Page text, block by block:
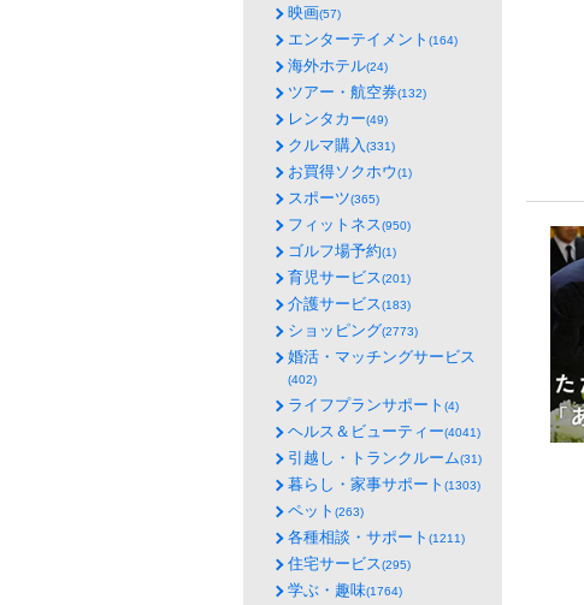
映画(57)
エンターテイメント (164)
海外ホテル(24)
ツアー・航空券(132)
レンタカー(49)
クルマ購入 (331)
お買得ソクホウ(1)
スポーツ(365)
フィットネス(950)
ゴルフ場予約(1)
育児サービス(201)
介護サービス(183)
ショッピング(2773)
婚活・マッチングサービス
(402)
ライフプランサポート (4)
ヘルス＆ビューティー(4041)
引越し・トランクルーム(31)
暮らし・家事サポート (1303)
ペット (263)
各種相談・サポート (1211)
住宅サービス(295)
学ぶ・趣味(1764)